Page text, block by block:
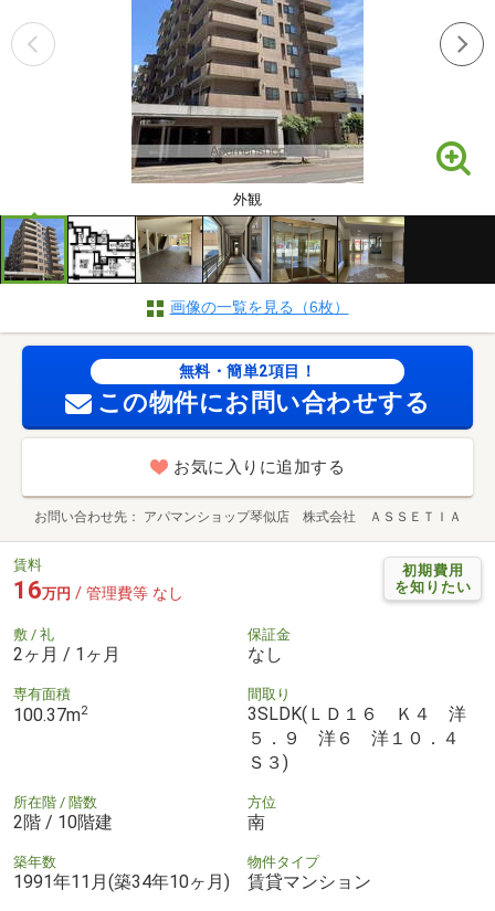
外観
画像の一覧を見る（6枚）
無料・簡単2項目！
この物件にお問い合わせする
お気に入りに追加する
お問い合わせ先 アパマンショップ琴似店 株式会社 ＡＳＳＥＴＩＡ
初期費用
を知りたい
賃料
16万円 / 管理費等 なし
敷 / 礼
2ヶ月 / 1ヶ月
保証金
なし
専有面積
100.37m2
間取り
3SLDK(ＬＤ１６ Ｋ４ 洋
５．９ 洋６ 洋１０．４
Ｓ３)
所在階 / 階数
2階 / 10階建
方位
南
築年数
1991年11月(築34年10ヶ月)
物件タイプ
賃貸マンション